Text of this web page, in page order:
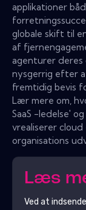
applikationer
globale skift til
af
agenturer
nysgerrig efter
fremtidig bevis
Lær mere om,
SaaS -ledelse'
vrealiserer
organisations
Læs
Ved at